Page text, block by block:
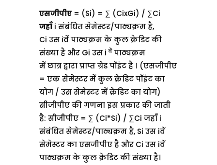
एसजीपीए = (Si) = ∑ (CixGi) / ∑Ci
जहाँi संबंधित सेमेस्टर/पाठ्यक्रम है,
Ci उस iवें पाठ्यक्रम के कुल क्रेडिट की
संख्या है और Gi उस iवेंपाठ्यक्रम
में छात्र द्वारा प्राप्त ग्रेड पॉइंट है । (एसजीपीए
= एक सेमेस्टर में कुल क्रेडिट पॉइंट का
योग / उस सेमेस्टर में क्रेडिट का योग)
सीजीपीए की गणना इस प्रकार की जाती
है: सीजीपीए = ∑ (Ci*Si) / ∑Ci जहाँ i
संबंधित सेमेस्टर/पाठ्यक्रम है, Si उस iवें
सेमेस्टर का एसजीपीए है और Ci उस iवें
पाठ्यक्रम के कुल क्रेडिट की संख्या है।